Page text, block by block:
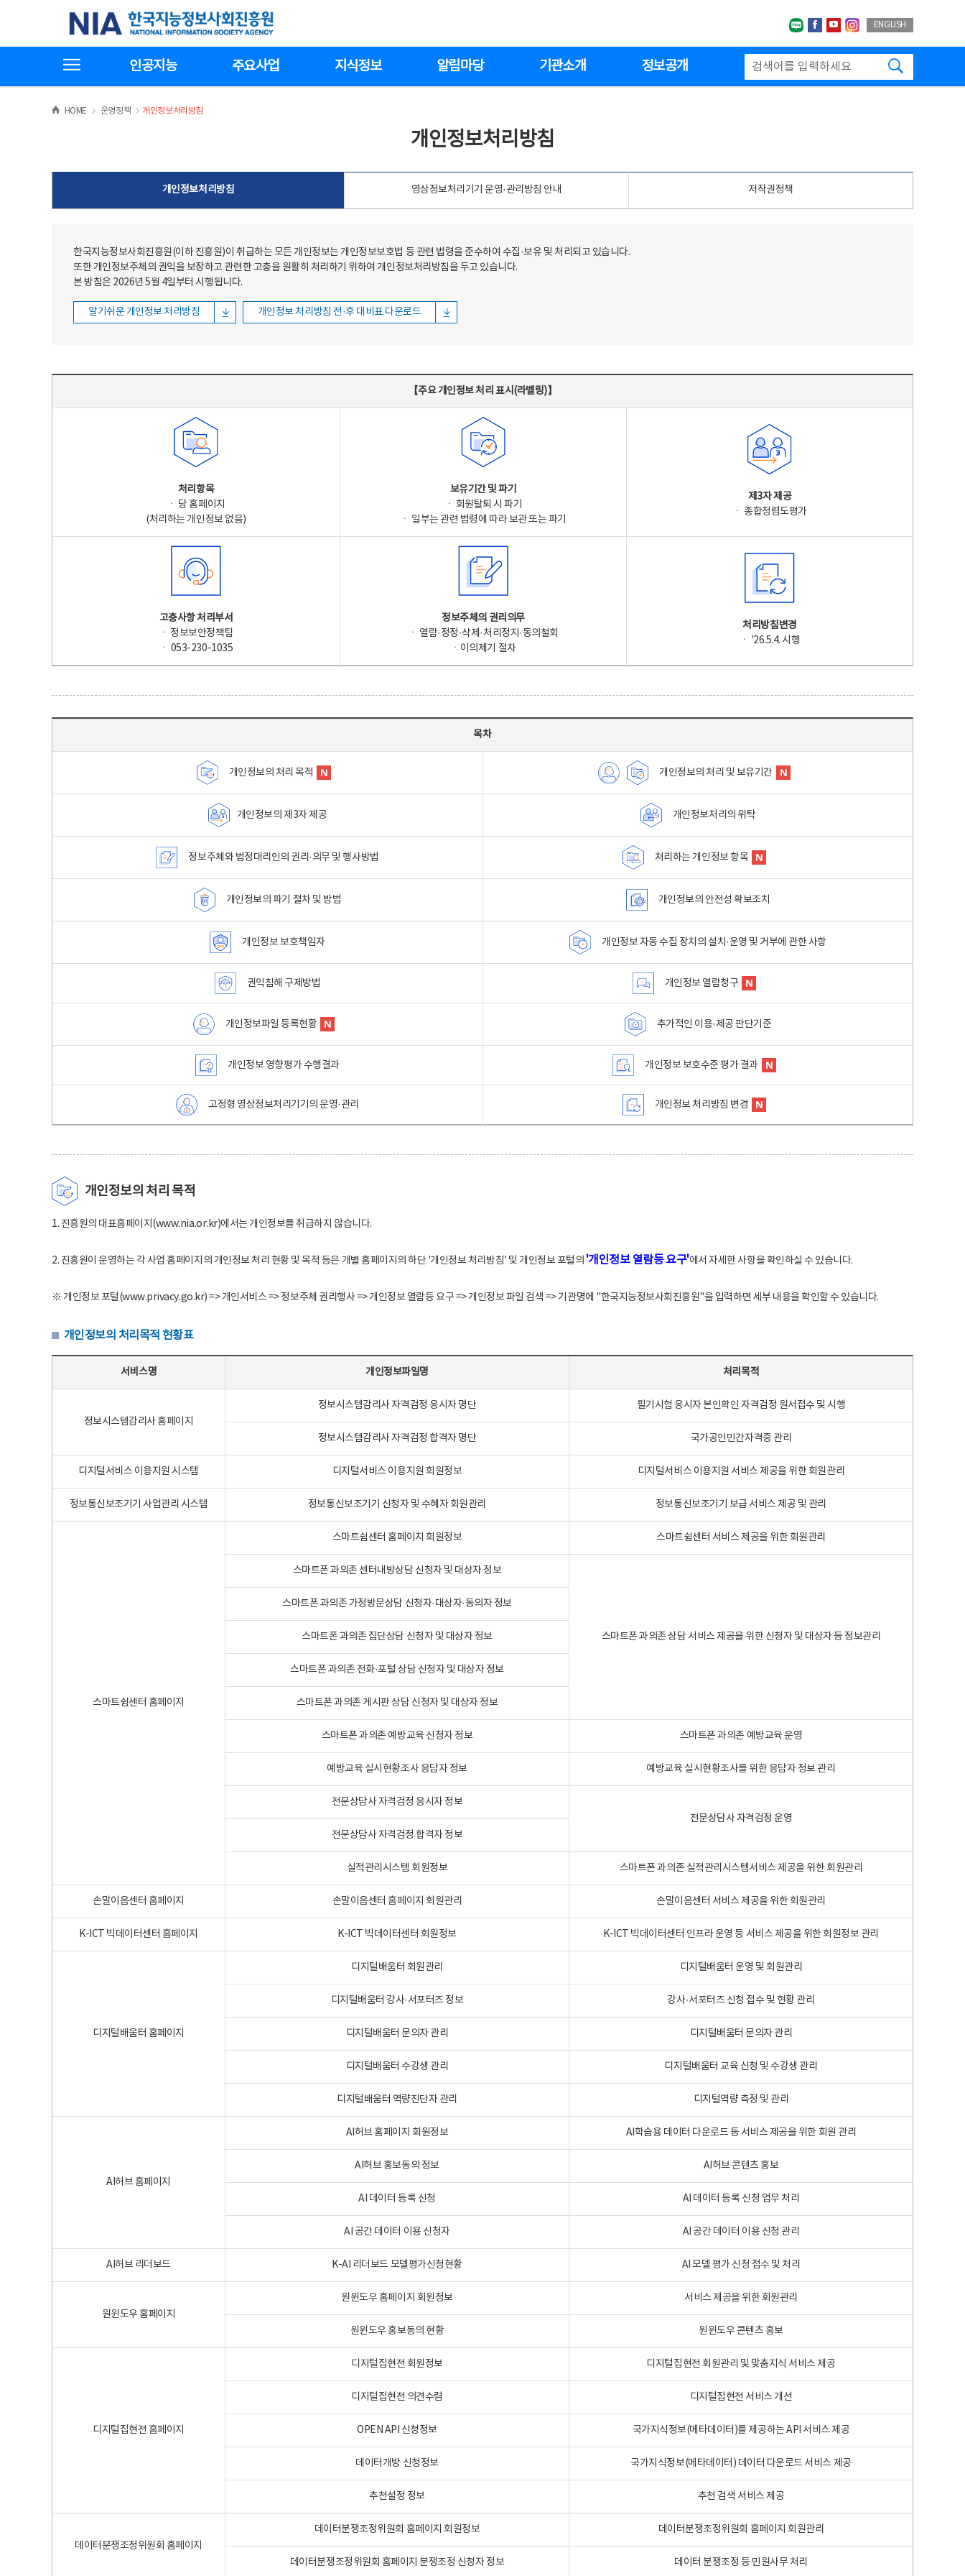
한국지능정보사회진흥원
네이버블로그
페이스북
유투브인스타그랩
ENGLISH
인공지능 주요사업 지식정보 알림마당 기관소개 정보공개
HOME >운영정책 >
개인정보처리방침
개인정보처리방침
개인정보처리방침 영상정보처리기기 운영·관리방침 안내 저작권정책
한국지능정보사회진흥원(이하 진흥원)이 취급하는 모든 개인정보는 개인정보보호법 등 관련 법령을 준수하여 수집·보유 및 처리되고 있습니다.
또한 개인정보주체의 권익을 보장하고 관련한 고충을 원활히 처리하기 위하여 개인정보처리방침을 두고 있습니다.
본 방침은 2026년 5월 4일부터 시행됩니다.
알기쉬운 개인정보 처리방침 개인정보 처리방침 전·후 대비표 다운로드
【주요 개인정보 처리 표시(라벨링)】
처리항목
ㆍ 당 홈페이지
(처리하는 개인정보 없음)
보유기간 및 파기
ㆍ 회원탈퇴 시 파기
ㆍ 일부는 관련 법령에 따라 보관 또는 파기
제3자 제공
ㆍ 종합청렴도평가
고충사항 처리부서
ㆍ 정보보안정책팀
ㆍ 053-230-1035
정보주체의 권리의무
ㆍ 열람·정정·삭제·처리정지·동의철회
ㆍ이의제기 절차
처리방침변경
ㆍ '26.5.4. 시행
목차
개인정보의 처리 목적 개인정보의 처리 및 보유기간
개인정보의 제3자 제공 개인정보처리의 위탁
정보주체와 법정대리인의 권리·의무 및 행사방법 처리하는 개인정보 항목
개인정보의 파기 절차 및 방법 개인정보의 안전성 확보조치
개인정보 보호책임자 개인정보 자동 수집 장치의 설치·운영 및 거부에 관한 사항
권익침해 구제방법 개인정보 열람청구
개인정보파일 등록현황 추가적인 이용·제공 판단기준
개인정보 영향평가 수행결과 개인정보 보호수준 평가 결과
고정형 영상정보처리기기의 운영·관리 개인정보 처리방침 변경
개인정보의 처리 목적
1. 진흥원의 대표홈페이지(www.nia.or.kr)에서는 개인정보를 취급하지 않습니다.
2. 진흥원이 운영하는 각 사업 홈페이지의 개인정보 처리 현황 및 목적 등은 개별 홈페이지의 하단 '개인정보 처리방침' 및 개인정보 포털의 '개인정보 열람등 요구'에서 자세한 사항을 확인하실 수 있습니다.
※ 개인정보 포털(www.privacy.go.kr) => 개인서비스 => 정보주체 권리행사 => 개인정보 열람등 요구 => 개인정보 파일 검색 => 기관명에 "한국지능정보사회진흥원"을 입력하면 세부 내용을 확인할 수 있습니다.
개인정보의 처리목적 현황표
서비스명 개인정보파일명 처리목적
정보시스템감리사 홈페이지
정보시스템감리사 자격검정 응시자 명단 필기시험 응시자 본인확인 자격검정 원서접수 및 시행
정보시스템감리사 자격검정 합격자 명단 국가공인민간자격증 관리
디지털서비스 이용지원 시스템 디지털서비스 이용지원 회원정보 디지털서비스 이용지원 서비스 제공을 위한 회원관리
정보통신보조기기 사업관리 시스템 정보통신보조기기 신청자 및 수혜자 회원관리 정보통신보조기기 보급 서비스 제공 및 관리
스마트쉼센터 홈페이지
스마트쉼센터 홈페이지 회원정보 스마트쉼센터 서비스 제공을 위한 회원관리
스마트폰 과의존 센터내방상담 신청자 및 대상자 정보
스마트폰 과의존 상담 서비스 제공을 위한 신청자 및 대상자 등 정보관리
스마트폰 과의존 가정방문상담 신청자·대상자·동의자 정보
스마트폰 과의존 집단상담 신청자 및 대상자 정보
스마트폰 과의존 전화·포털 상담 신청자 및 대상자 정보
스마트폰 과의존 게시판 상담 신청자 및 대상자 정보
스마트폰 과의존 예방교육 신청자 정보 스마트폰 과의존 예방교육 운영
예방교육 실시현황조사 응답자 정보 예방교육 실시현황조사를 위한 응답자 정보 관리
전문상담사 자격검정 응시자 정보
전문상담사 자격검정 운영
전문상담사 자격검정 합격자 정보
실적관리시스템 회원정보 스마트폰 과의존 실적관리시스템서비스 제공을 위한 회원관리
손말이음센터 홈페이지 손말이음센터 홈페이지 회원관리 손말이음센터 서비스 제공을 위한 회원관리
K-ICT 빅데이터센터 홈페이지 K-ICT 빅데이터센터 회원정보 K-ICT 빅데이터센터 인프라 운영 등 서비스 제공을 위한 회원정보 관리
디지털배움터 홈페이지
디지털배움터 회원관리 디지털배움터 운영 및 회원관리
디지털배움터 강사·서포터즈 정보 강사·서포터즈 신청 접수 및 현황 관리
디지털배움터 문의자 관리 디지털배움터 문의자 관리
디지털배움터 수강생 관리 디지털배움터 교육 신청 및 수강생 관리
디지털배움터 역량진단자 관리 디지털역량 측정 및 관리
AI허브 홈페이지
AI허브 홈페이지 회원정보 AI학습용 데이터 다운로드 등 서비스 제공을 위한 회원 관리
AI허브 홍보동의 정보 AI허브 콘텐츠 홍보
AI 데이터 등록 신청 AI 데이터 등록 신청 업무 처리
AI 공간 데이터 이용 신청자 AI 공간 데이터 이용 신청 관리
AI허브 리더보드 K-AI 리더보드 모델평가신청현황 AI 모델 평가 신청 접수 및 처리
원윈도우 홈페이지
원윈도우 홈페이지 회원정보 서비스 제공을 위한 회원관리
원윈도우 홍보동의 현황 원윈도우 콘텐츠 홍보
디지털집현전 홈페이지
디지털집현전 회원정보 디지털집현전 회원관리 및 맞춤지식 서비스 제공
디지털집현전 의견수렴 디지털집현전 서비스 개선
OPEN API 신청정보 국가지식정보(메타데이터)를 제공하는 API 서비스 제공
데이터개방 신청정보 국가지식정보(메타데이터) 데이터 다운로드 서비스 제공
추천설정 정보 추천 검색 서비스 제공
데이터분쟁조정위원회 홈페이지
데이터분쟁조정위원회 홈페이지 회원정보 데이터분쟁조정위원회 홈페이지 회원관리
데이터분쟁조정위원회 홈페이지 분쟁조정 신청자 정보 데이터 분쟁조정 등 민원사무 처리